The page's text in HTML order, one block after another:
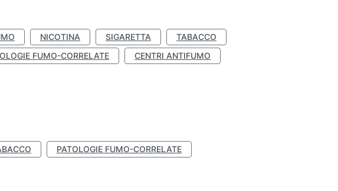
NICOTINA SIGARETTA
TABACCO
FUMO-CORRELATE
CENTRI ANTIFUMO
PATOLOGIE FUMO-CORRELATE